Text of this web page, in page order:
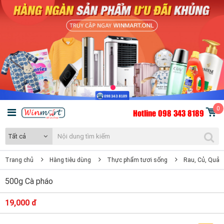
Hotline 098 343 8189 0
Tất cả
Trang chủ Hàng tiêu dùng Thực phẩm tươi sống Rau, Củ, Quả
500g Cà pháo
19,000 đ